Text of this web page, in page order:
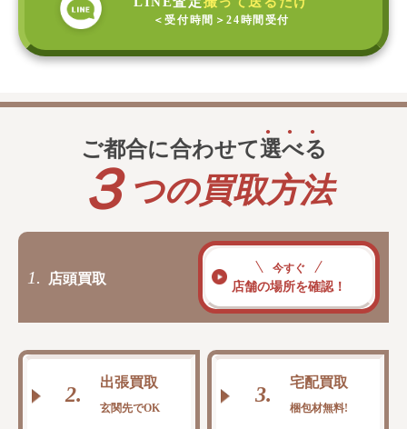
＜受付時間＞24時間受付
ご都合に合わせて選べる
３ つの買取方法
1. 店頭買取
今すぐ
店舗の場所を確認！
2.
出張買取
玄関先でOK
3.
宅配買取
梱包材無料!